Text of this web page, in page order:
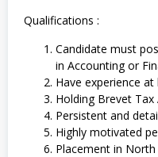
Qualifications :
Candidate must
in Accounting or
Have experience
Holding Brevet
Persistent and
Highly motivated
Placement in North